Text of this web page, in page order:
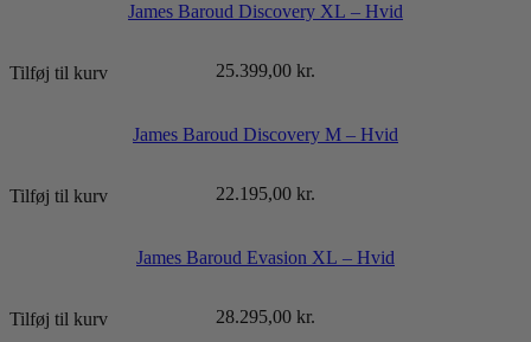
James Baroud Discovery XL – Hvid
25.399,00 kr.
Tilføj til kurv
James Baroud Discovery M – Hvid
22.195,00 kr.
Tilføj til kurv
James Baroud Evasion XL – Hvid
28.295,00 kr.
Tilføj til kurv